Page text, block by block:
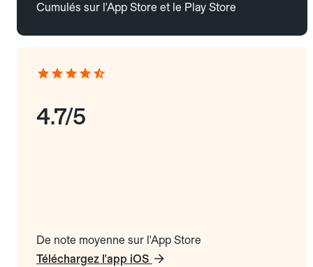
Cumulés sur l'App Store et le Play Store
4.7/5
De note moyenne sur l'App Store
Téléchargez l'app iOS